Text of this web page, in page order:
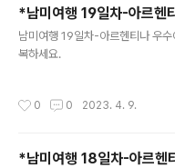
*남미여행 19일차-아르헨
남미여행 19일차-아르헨티나 우
복하세요.
0 0 2023. 4. 9.
*남미여행 18일차-아르헨